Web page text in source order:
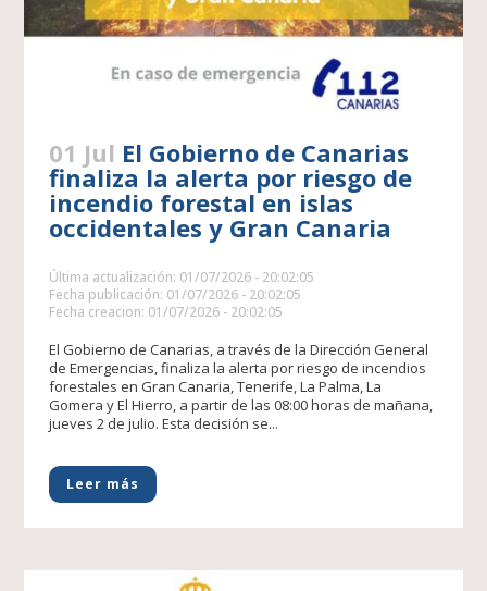
01 Jul El Gobierno de Canarias
finaliza la alerta por riesgo de
incendio forestal en islas
occidentales y Gran Canaria
Última actualización: 01/07/2026 - 20:02:05
Fecha publicación: 01/07/2026 - 20:02:05
Fecha creacion: 01/07/2026 - 20:02:05
El Gobierno de Canarias, a través de la Dirección General
de Emergencias, finaliza la alerta por riesgo de incendios
forestales en Gran Canaria, Tenerife, La Palma, La
Gomera y El Hierro, a partir de las 08:00 horas de mañana,
jueves 2 de julio. Esta decisión se...
Leer más